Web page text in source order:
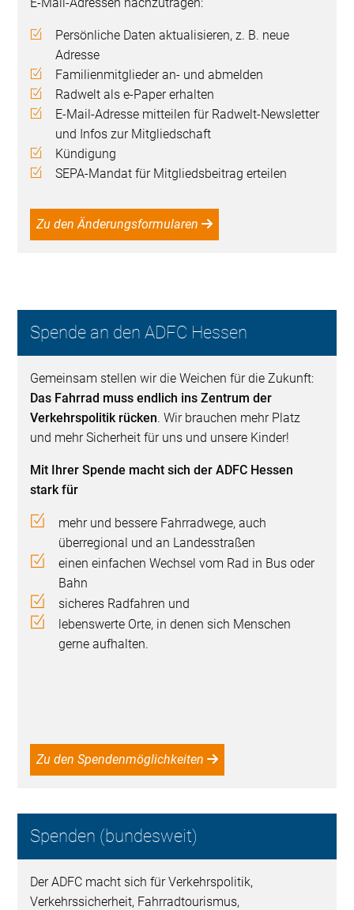
E-Mail-Adressen nachzutragen:
Persönliche Daten aktualisieren, z. B. neue
Adresse
Familienmitglieder an- und abmelden
Radwelt als e-Paper erhalten
E-Mail-Adresse mitteilen für Radwelt-Newsletter
und Infos zur Mitgliedschaft
Kündigung
SEPA-Mandat für Mitgliedsbeitrag erteilen
Zu den Änderungsformularen
Spende an den ADFC Hessen
Gemeinsam stellen wir die Weichen für die Zukunft:
Das Fahrrad muss endlich ins Zentrum der
Verkehrspolitik rücken. Wir brauchen mehr Platz
und mehr Sicherheit für uns und unsere Kinder!
Mit Ihrer Spende macht sich der ADFC Hessen
stark für
mehr und bessere Fahrradwege, auch
überregional und an Landesstraßen
einen einfachen Wechsel vom Rad in Bus oder
Bahn
sicheres Radfahren und
lebenswerte Orte, in denen sich Menschen
gerne aufhalten.
Zu den Spendenmöglichkeiten
Spenden (bundesweit)
Der ADFC macht sich für Verkehrspolitik,
Verkehrssicherheit, Fahrradtourismus,